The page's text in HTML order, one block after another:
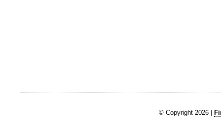
© Copyright 2026 |